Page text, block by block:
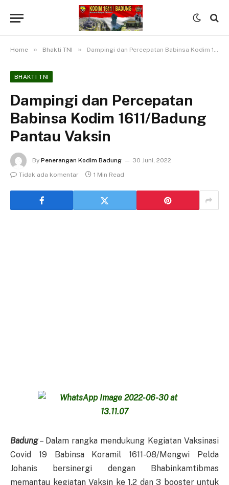
Home » Bhakti TNI » Dampingi dan Percepatan Babinsa Kodim 1611/Badung Pantau Vaksin
BHAKTI TNI
Dampingi dan Percepatan
Babinsa Kodim 1611/Badung
Pantau Vaksin
By Penerangan Kodim Badung
30 Juni, 2022
Tidak ada komentar
1 Min Read
Badung– Dalam rangka mendukung Kegiatan Vaksinasi
Covid 19 Babinsa Koramil 1611-08/Mengwi Pelda
Johanis bersinergi dengan Bhabinkamtibmas
memantau kegiatan Vaksin ke 1,2 dan 3 booster untuk